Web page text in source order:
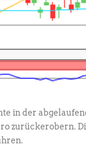
in der
zurückerobern.